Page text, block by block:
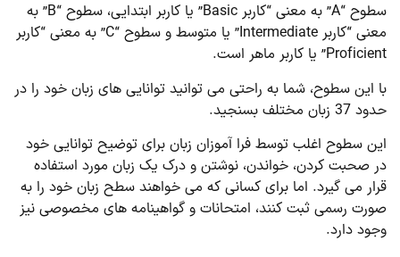
سطوح “A” به معنی “کاربر Basic” یا کاربر ابتدایی، سطوح “B” به
معنی “کاربر Intermediate” یا متوسط و سطوح “C” به معنی “کاربر
Proficient” یا کاربر ماهر است.
با این سطوح، شما به راحتی می توانید توانایی های زبان خود را در
حدود 37 زبان مختلف بسنجید.
این سطوح اغلب توسط فرا آموزان زبان برای توضیح توانایی خود
در صحبت کردن، خواندن، نوشتن و درک یک زبان مورد استفاده
قرار می گیرد. اما برای کسانی که می خواهند سطح زبان خود را به
صورت رسمی ثبت کنند، امتحانات و گواهینامه های مخصوصی نیز
وجود دارد.